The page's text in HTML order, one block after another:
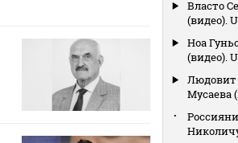
Власто
(видео).
Ноа
(видео).
Людовит
Мусаева